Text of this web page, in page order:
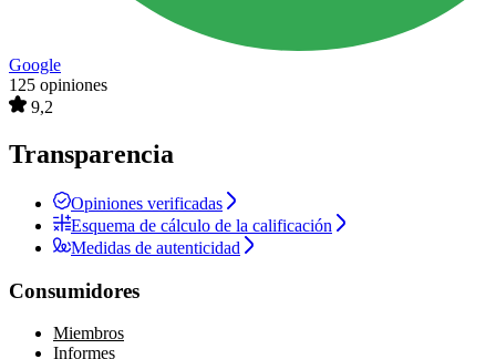
Google
125 opiniones
9,2
Transparencia
Opiniones verificadas
Esquema de cálculo de la calificación
Medidas de autenticidad
Consumidores
Miembros
Informes